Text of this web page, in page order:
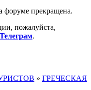
форуме прекращена.
пожалуйста,
.
» ГРЕЧЕСКАЯ